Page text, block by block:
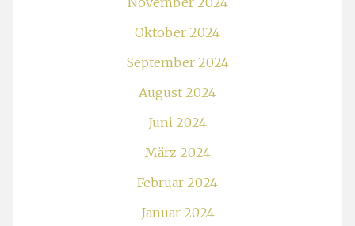
Oktober 2024
September 2024
August 2024
Juni 2024
März 2024
Februar 2024
Januar 2024